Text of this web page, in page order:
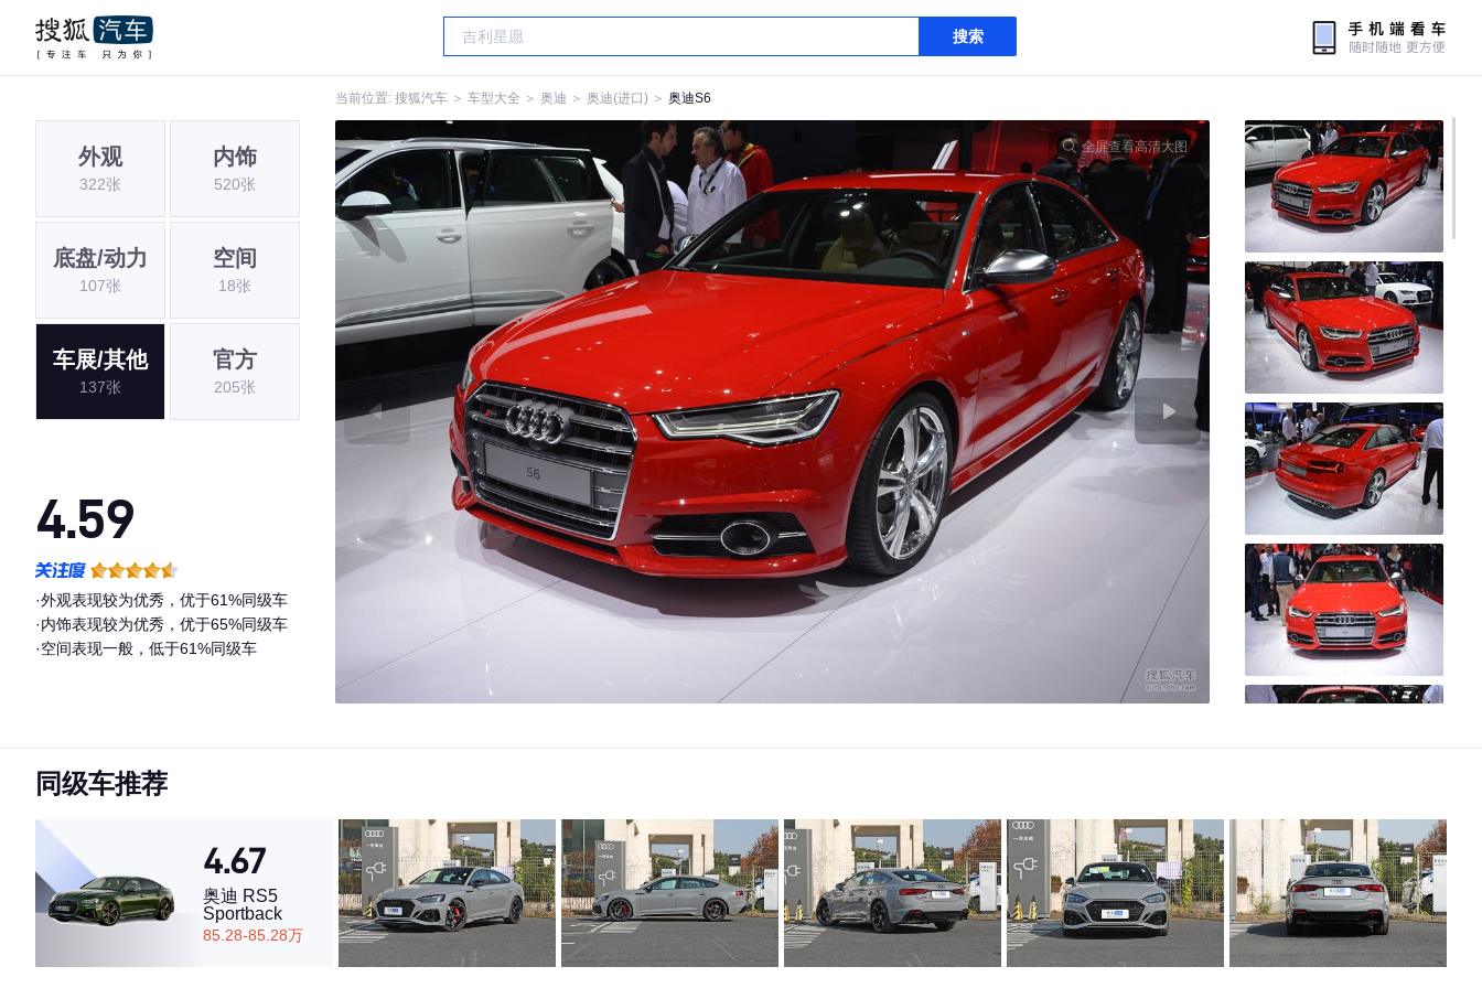
搜索
当前位置: 搜狐汽车 ＞ 车型大全 ＞ 奥迪 ＞ 奥迪(进口) ＞ 奥迪S6
外观
322张
内饰
520张
底盘/动力
107张
空间
18张
车展/其他
137张
官方
205张
4.59
·外观表现较为优秀，优于61%同级车
·内饰表现较为优秀，优于65%同级车
·空间表现一般，低于61%同级车
全屏查看高清大图
同级车推荐
4.67
奥迪 RS5
Sportback
85.28-85.28万